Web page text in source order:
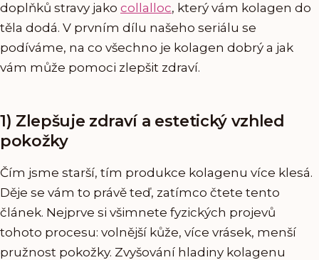
doplňků stravy jako collalloc, který vám kolagen do
těla dodá. V prvním dílu našeho seriálu se
podíváme, na co všechno je kolagen dobrý a jak
vám může pomoci zlepšit zdraví.
1) Zlepšuje zdraví a estetický vzhled
pokožky
Čím jsme starší, tím produkce kolagenu více klesá.
Děje se vám to právě teď, zatímco čtete tento
článek. Nejprve si všimnete fyzických projevů
tohoto procesu: volnější kůže, více vrásek, menší
pružnost pokožky. Zvyšování hladiny kolagenu